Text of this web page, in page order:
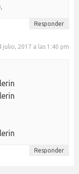
Responder
julio, 2017 a las 1:40 pm
Responder